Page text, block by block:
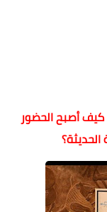
كيف أصبح الحضور